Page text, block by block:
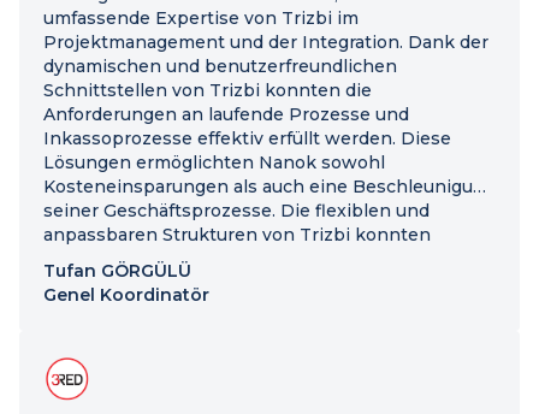
umfassende Expertise von Trizbi im
Projektmanagement und der Integration. Dank der
dynamischen und benutzerfreundlichen
Schnittstellen von Trizbi konnten die
Anforderungen an laufende Prozesse und
Inkassoprozesse effektiv erfüllt werden. Diese
Lösungen ermöglichten Nanok sowohl
Kosteneinsparungen als auch eine Beschleunigung
seiner Geschäftsprozesse. Die flexiblen und
anpassbaren Strukturen von Trizbi konnten
problemlos an die Geschäftsanforderungen von
Nanok angepasst werden.
Tufan GÖRGÜLÜ
Genel Koordinatör